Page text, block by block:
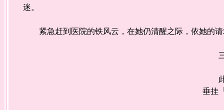
迷。
紧急赶到医院的铁风云，在她仍清醒之际，依她的请
三
此
垂挂